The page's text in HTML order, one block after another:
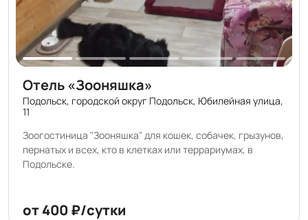
Отель «Зооняшка»
Подольск, городской округ Подольск, Юбилейная улица,
11
Зоогостиница "Зооняшка" для кошек, собачек, грызунов,
пернатых и всех, кто в клетках или террариумах, в
Подольске.
от 400 ₽/сутки